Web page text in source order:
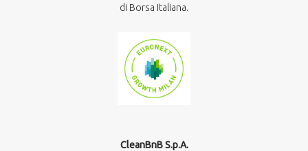
di Borsa Italiana.
CleanBnB S.p.A.